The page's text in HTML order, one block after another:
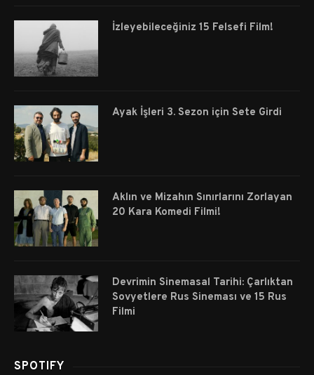
İzleyebileceğiniz 15 Felsefi Film!
Ayak İşleri 3. Sezon için Sete Girdi
Aklın ve Mizahın Sınırlarını Zorlayan
20 Kara Komedi Filmi!
Devrimin Sinemasal Tarihi: Çarlıktan
Sovyetlere Rus Sineması ve 15 Rus
Filmi
SPOTIFY